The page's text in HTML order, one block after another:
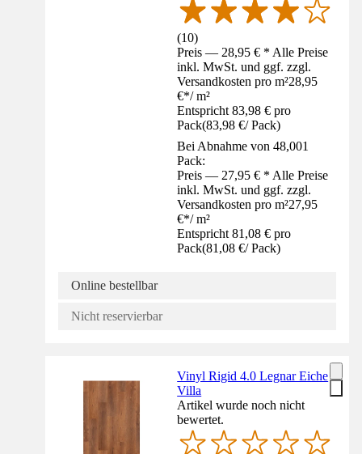
(10)
Preis — 28,95 € * Alle Preise
inkl. MwSt. und ggf. zzgl.
Versandkosten pro m²28,95
€*/ m²
Entspricht 83,98 € pro
Pack(83,98 €/ Pack)
Bei Abnahme von 48,001
Pack:
Preis — 27,95 € * Alle Preise
inkl. MwSt. und ggf. zzgl.
Versandkosten pro m²27,95
€*/ m²
Entspricht 81,08 € pro
Pack(81,08 €/ Pack)
Online bestellbar
Nicht reservierbar
Vinyl Rigid 4.0 Legnar Eiche
Villa
Artikel wurde noch nicht
bewertet.